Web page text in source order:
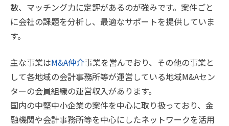
数、マッチング力に定評があるのが強みです。案件ごと
に会社の課題を分析し、最適なサポートを提供していま
す。
主な事業はM&A仲介事業を営んでおり、その他の事業と
して各地域の会計事務所等が運営している地域M&Aセン
ターの会員組織の運営収入があります。
国内の中堅中小企業の案件を中心に取り扱っており、金
融機関や会計事務所等を中心にしたネットワークを活用